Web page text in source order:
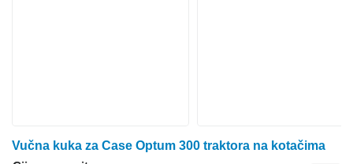
Vučna kuka za Case Optum 300 traktora na kotačima